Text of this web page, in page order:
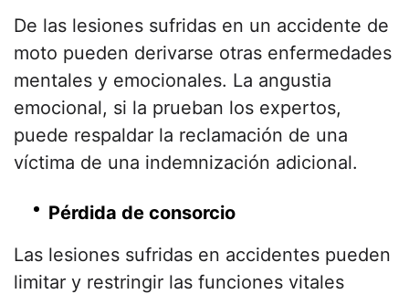
De las lesiones sufridas en un accidente de
moto pueden derivarse otras enfermedades
mentales y emocionales. La angustia
emocional, si la prueban los expertos,
puede respaldar la reclamación de una
víctima de una indemnización adicional.
Pérdida de consorcio
Las lesiones sufridas en accidentes pueden
limitar y restringir las funciones vitales